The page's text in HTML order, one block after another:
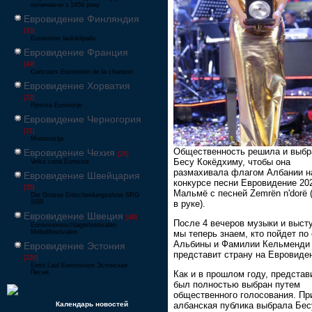
починаючи з 1956 року
Евровидение Финляндия
[33]
Eurovision laulukilpailu
Евровидение Франция
[49]
Concours Eurovision de la chanson
Евровидение Хорватия
[22]
Pjesma Eurovizije
Евровидение Черногория
[21]
Montevizija
Евровидение Чехия [26]
Velká cena Eurovize
Евровидение Швейцария
[35]
Die Grosse Entscheidungsshow SRG
SSR
Евровидение Швеция [48]
Eurovisionsschlagerfestivalen
Melodifestivalen
Евровидение Эстония
[226]
Eesti Laul Eurovisioon Эстонская
Песня
Календарь новостей
Общественность решила и
Бесу Кокёдхиму, чтобы она
размахивала флагом Албании
конкурсе песни Евровидение
Мальмё с песней Zemrën n'dorë
в руке).
После 4 вечеров музыки и
мы теперь знаем, кто пойдет по
Альбины и Фамилии Кельменди
представит страну на
Как и в прошлом году,
был полностью выбран путем
общественного голосования.
албанская публика выбрала